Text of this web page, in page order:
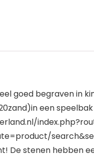
goed begraven
een
De stenen hebben